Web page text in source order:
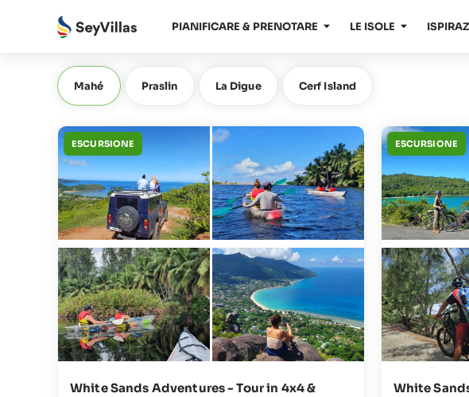
PIANIFICARE & PRENOTARE LE ISOLE
Mahé Praslin La Digue Cerf Island
ESCURSIONE
White Sands Adventures - Tour in 4x4 &
ESCURSIONE
White